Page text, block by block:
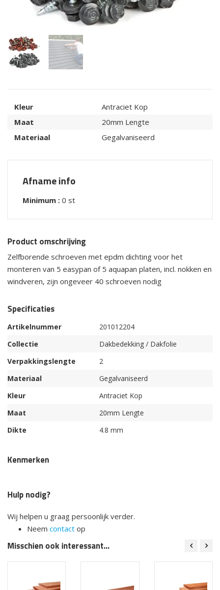
Kleur
Antraciet Kop
Maat
20mm Lengte
Materiaal
Gegalvaniseerd
Afname info
Minimum : 0 st
Product omschrijving
Zelfborende schroeven met epdm dichting voor het
monteren van 5 easypan of 5 aquapan platen, incl. nokken en
windveren, zijn ongeveer 40 schroeven nodig
Specificaties
Artikelnummer
201012204
Collectie
Dakbedekking / Dakfolie
Verpakkingslengte
2
Materiaal
Gegalvaniseerd
Kleur
Antraciet Kop
Maat
20mm Lengte
Dikte
4.8 mm
Kenmerken
Hulp nodig?
Wij helpen u graag persoonlijk verder.
Neem contact op
Misschien ook interessant...